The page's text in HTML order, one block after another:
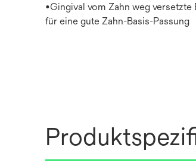
•Gingival vom Zahn weg
für eine gute Zahn-Basis-Passung